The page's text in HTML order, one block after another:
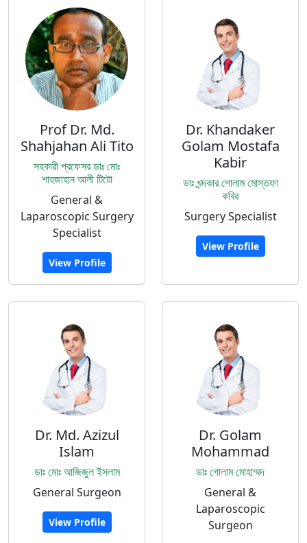
Prof Dr. Md.
Shahjahan Ali Tito
সহকারী প্রফেসর ডাঃ মোঃ
শাহজাহান আলী টিটো
General &
Laparoscopic Surgery
Specialist
View Profile
Dr. Khandaker
Golam Mostafa
Kabir
ডাঃ খন্দকার গোলাম মোস্তফা
কবির
Surgery Specialist
View Profile
Dr. Md. Azizul
Islam
ডাঃ মোঃ আজিজুল ইসলাম
General Surgeon
View Profile
Dr. Golam
Mohammad
ডাঃ গোলাম মোহাম্মদ
General &
Laparoscopic
Surgeon